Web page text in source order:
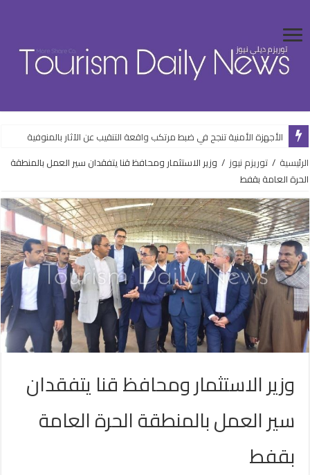
الأجهزة الأمنية تنجح في ضبط مرتكب واقعة التنقيب عن الآثار بالمنوفية
الرئيسية / توريزم نيوز / وزير الاستثمار ومحافظ قنا يتفقدان سير العمل بالمنطقة
الحرة العامة بقفط
وزير الاستثمار ومحافظ قنا يتفقدان
سير العمل بالمنطقة الحرة العامة
بقفط